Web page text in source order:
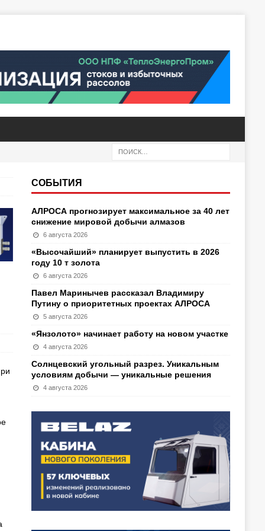
СОБЫТИЯ
АЛРОСА прогнозирует максимальное за 40 лет
снижение мировой добычи алмазов
6 августа 2026
«Высочайший» планирует выпустить в 2026
году 10 т золота
6 августа 2026
Павел Маринычев рассказал Владимиру
Путину о приоритетных проектах АЛРОСА
5 августа 2026
«Янзолото» начинает работу на новом участке
4 августа 2026
Солнцевский угольный разрез. Уникальным
условиям добычи — уникальные решения
4 августа 2026